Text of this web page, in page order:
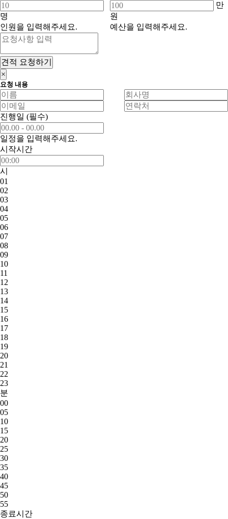
명
인원을 입력해주세요.
만
원
예산을 입력해주세요.
견적 요청하기
×
요청 내용
진행일 (필수)
일정을 입력해주세요.
시작시간
시
01
02
03
04
05
06
07
08
09
10
11
12
13
14
15
16
17
18
19
20
21
22
23
분
00
05
10
15
20
25
30
35
40
45
50
55
종료시간